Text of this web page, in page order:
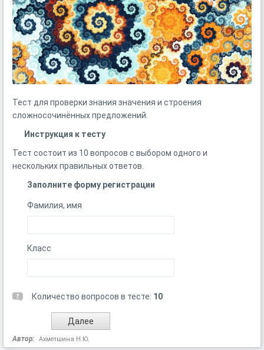
Тест для проверки знания значения и строения
сложносочинённых предложений.
Инструкция к тесту
Тест состоит из 10 вопросов с выбором одного и
нескольких правильных ответов.
Заполните форму регистрации
Фамилия, имя
Класс
Количество вопросов в тесте: 10
Автор: Ахметшина Н.Ю.